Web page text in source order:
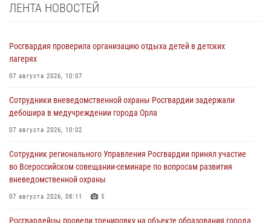
ЛЕНТА НОВОСТЕЙ
Росгвардия проверила организацию отдыха детей в детских
лагерях
07 августа 2026, 10:07
Сотрудники вневедомственной охраны Росгвардии задержали
дебошира в медучреждении города Орла
07 августа 2026, 10:02
Сотрудник регионального Управления Росгвардии принял участие
во Всероссийском совещании-семинаре по вопросам развития
вневедомственной охраны
07 августа 2026, 08:11 5
Росгвардейцы провели тренировку на объекте образования города